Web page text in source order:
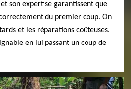
son expertise garantissent que
du premier coup. On
et les réparations coûteuses.
en lui passant un coup de